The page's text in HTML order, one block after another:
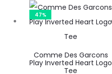
47%
Comme Des Garcons
Play Inverted Heart Logo
Tee